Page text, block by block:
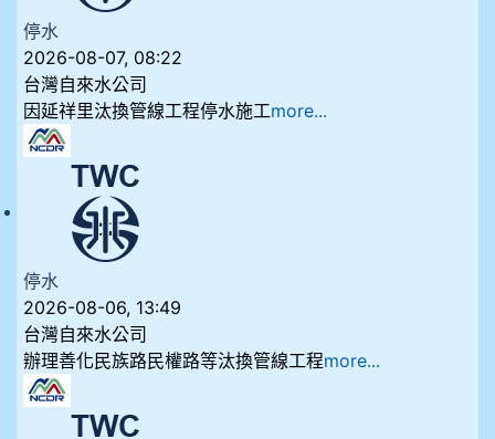
停水
2026-08-07, 08:22
台灣自來水公司
因延祥里汰換管線工程停水施工more...
停水
2026-08-06, 13:49
台灣自來水公司
辦理善化民族路民權路等汰換管線工程more...